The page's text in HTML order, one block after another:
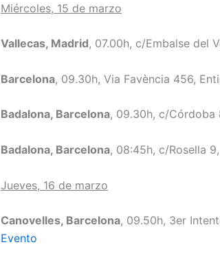
Miércoles, 15 de marzo
Vallecas, Madrid, 07.00h, c/Embalse del
Barcelona, 09.30h, Via Favència 456,
Badalona, Barcelona, 09.30h, c/Córdoba
Badalona, Barcelona, 08:45h, c/Rosella
Jueves, 16 de marzo
Canovelles, Barcelona, 09.50h, 3er
Evento